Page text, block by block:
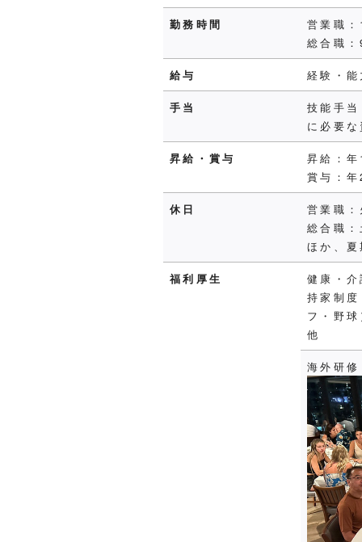
勤務時間
営業職
総合職
給与 経験・
手当
技能手
に必要
昇給・賞与
昇給：
賞与：
休日
営業職
総合職
ほか、
福利厚生
健康・
持家制
フ・野
他
海外研修